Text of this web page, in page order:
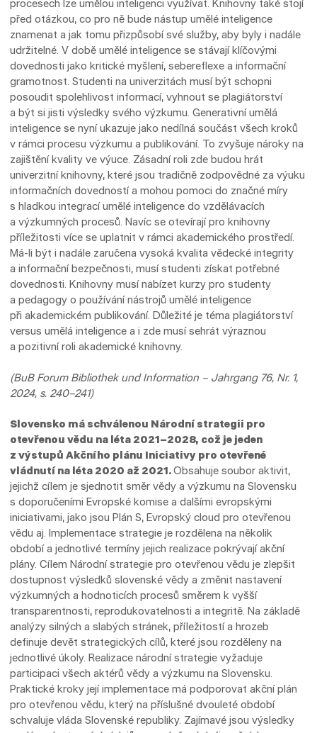
procesech lze umělou inteligenci využívat. Knihovny také stojí
před otázkou, co pro ně bude nástup umělé inteligence
znamenat a jak tomu přizpůsobí své služby, aby byly i nadále
udržitelné. V době umělé inteligence se stávají klíčovými
dovednosti jako kritické myšlení, sebereflexe a informační
gramotnost. Studenti na univerzitách musí být schopni
posoudit spolehlivost informací, vyhnout se plagiátorství
a být si jisti výsledky svého výzkumu. Generativní umělá
inteligence se nyní ukazuje jako nedílná součást všech kroků
v rámci procesu výzkumu a publikování. To zvyšuje nároky na
zajištění kvality ve výuce. Zásadní roli zde budou hrát
univerzitní knihovny, které jsou tradičně zodpovědné za výuku
informačních dovedností a mohou pomoci do značné míry
s hladkou integrací umělé inteligence do vzdělávacích
a výzkumných procesů. Navíc se otevírají pro knihovny
příležitosti více se uplatnit v rámci akademického prostředí.
Má-li být i nadále zaručena vysoká kvalita vědecké integrity
a informační bezpečnosti, musí studenti získat potřebné
dovednosti. Knihovny musí nabízet kurzy pro studenty
a pedagogy o používání nástrojů umělé inteligence
při akademickém publikování. Důležité je téma plagiátorství
versus umělá inteligence a i zde musí sehrát výraznou
a pozitivní roli akademické knihovny.
(BuB Forum Bibliothek und Information – Jahrgang 76, Nr. 1,
2024, s. 240–241)
Slovensko má schválenou Národní strategii pro
otevřenou vědu na léta 2021–2028, což je jeden
z výstupů Akčního plánu Iniciativy pro otevřené
vládnutí na léta 2020 až 2021.Obsahuje soubor aktivit,
jejichž cílem je sjednotit směr vědy a výzkumu na Slovensku
s doporučeními Evropské komise a dalšími evropskými
iniciativami, jako jsou Plán S, Evropský cloud pro otevřenou
vědu aj. Implementace strategie je rozdělena na několik
období a jednotlivé termíny jejich realizace pokrývají akční
plány. Cílem Národní strategie pro otevřenou vědu je zlepšit
dostupnost výsledků slovenské vědy a změnit nastavení
výzkumných a hodnoticích procesů směrem k vyšší
transparentnosti, reprodukovatelnosti a integritě. Na základě
analýzy silných a slabých stránek, příležitostí a hrozeb
definuje devět strategických cílů, které jsou rozděleny na
jednotlivé úkoly. Realizace národní strategie vyžaduje
participaci všech aktérů vědy a výzkumu na Slovensku.
Praktické kroky její implementace má podporovat akční plán
pro otevřenou vědu, který na příslušné dvouleté období
schvaluje vláda Slovenské republiky. Zajímavé jsou výsledky